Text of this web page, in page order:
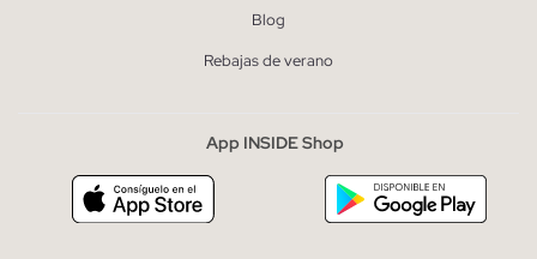
Blog
Rebajas de verano
App INSIDE Shop